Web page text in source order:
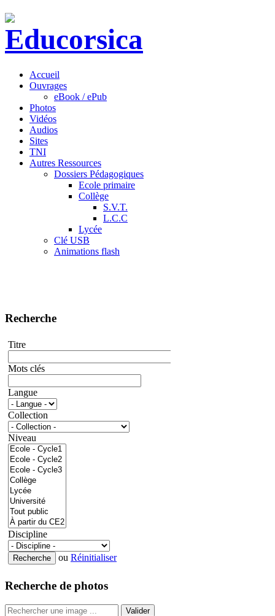
Accueil
Ouvrages
eBook / ePub
Photos
Vidéos
Audios
Sites
TNI
Autres Ressources
Dossiers Pédagogiques
Ecole primaire
Collège
S.V.T.
L.C.C
Lycée
Clé USB
Animations flash
Recherche
Titre
Mots clés
Langue
Collection
Niveau
Discipline
ou Réinitialiser
Recherche de photos
Valider